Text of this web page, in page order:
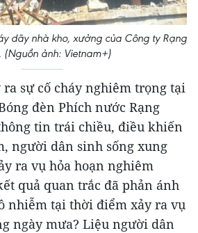
dãy nhà kho, xưởng của Công ty Rạng
(Nguồn ảnh: Vietnam+)
ra sự cố cháy nghiêm trọng tại
đèn Phích nước Rạng
tin trái chiều, điều khiến
người dân sinh sống xung
ra vụ hỏa hoạn nghiêm
quả quan trắc đã phản ánh
nhiễm tại thời điểm xảy ra vụ
ngày mưa? Liệu người dân